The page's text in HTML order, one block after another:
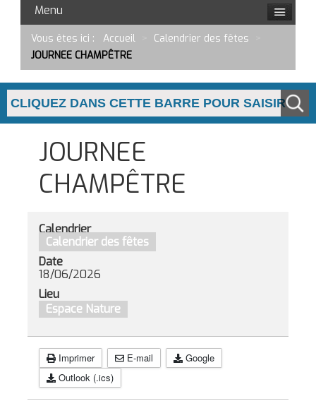
Menu
Vous êtes ici : Accueil Calendrier des fêtes
JOURNEE CHAMPÊTRE
JOURNEE
CHAMPÊTRE
Calendrier
Calendrier des fêtes
Date
18/06/2026
Lieu
Espace Nature
Imprimer E-mail
Google
Outlook (.ics)